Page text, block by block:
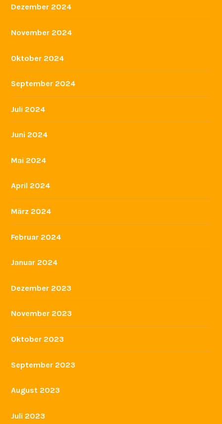
Dezember 2024
November 2024
Oktober 2024
September 2024
Juli 2024
Juni 2024
Mai 2024
April 2024
März 2024
Februar 2024
Januar 2024
Dezember 2023
November 2023
Oktober 2023
September 2023
August 2023
Juli 2023